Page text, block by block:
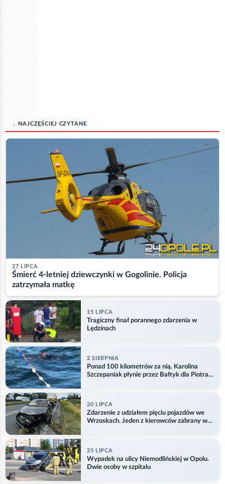
NAJCZĘŚCIEJ CZYTANE
27 LIPCA
Śmierć 4-letniej dziewczynki w Gogolinie. Policja
zatrzymała matkę
15 LIPCA
Tragiczny finał porannego zdarzenia w
Lędzinach
2 SIERPNIA
Ponad 100 kilometrów za nią. Karolina
Szczepaniak płynie przez Bałtyk dla Piotra.
20 LIPCA
Zdarzenie z udziałem pięciu pojazdów we
Wrzoskach. Jeden z kierowców zabrany w
25 LIPCA
Wypadek na ulicy Niemodlińskiej w Opolu.
Dwie osoby w szpitalu